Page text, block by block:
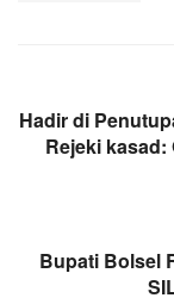
Hadir di
Rejeki
Bupati Bolsel